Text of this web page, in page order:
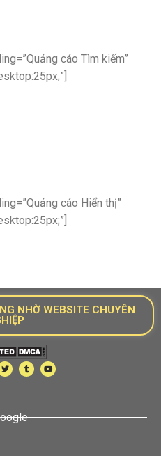
cáo Tìm kiếm”
cáo Hiển thị”
NHỜ WEBSITE CHUYÊN